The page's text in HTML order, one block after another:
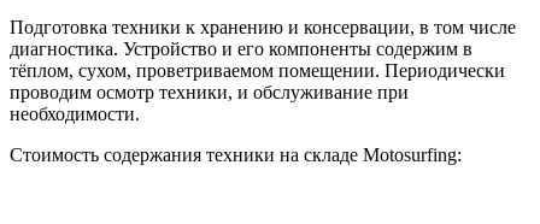
Подготовка техники к хранению и консервации, в том числе
диагностика. Устройство и его компоненты содержим в
тёплом, сухом, проветриваемом помещении. Периодически
проводим осмотр техники, и обслуживание при
необходимости.
Стоимость содержания техники на складе Motosurfing: